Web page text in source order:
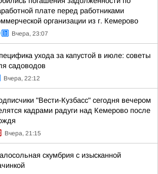
плате перед работниками
организации из г. Кемерово
Вчера, 23:07
ухода за капустой в июле: советы
садоводов
Вчера, 22:12
"Вести-Кузбасс" сегодня вечером
кадрами радуги над Кемерово после
Вчера, 21:15
скумбрия с изысканной